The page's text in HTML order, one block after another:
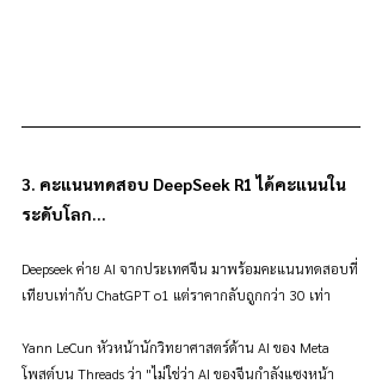
3. คะแนนทดสอบ DeepSeek R1 ได้คะแนนใน
ระดับโลก...
Deepseek ค่าย AI จากประเทศจีน มาพร้อมคะแนนทดสอบที่
เทียบเท่ากับ ChatGPT o1 แต่ราคากลับถูกกว่า 30 เท่า
Yann LeCun หัวหน้านักวิทยาศาสตร์ด้าน AI ของ Meta
โพสต์บน Threads ว่า "ไม่ใช่ว่า AI ของจีนกำลังแซงหน้า